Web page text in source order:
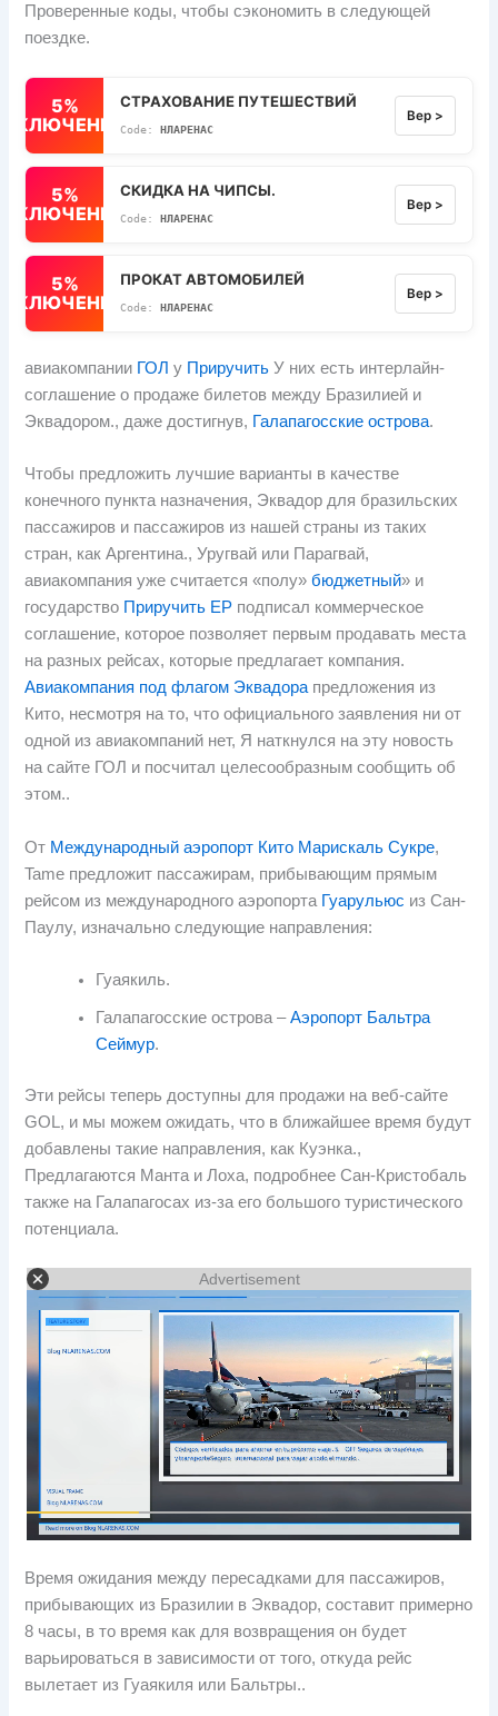
Проверенные коды, чтобы сэкономить в следующей
поездке.
5%
СТРАХОВАНИЕ ПУТЕШЕСТВИЙ
НЛАРЕНАС
Вер >
5%
СКИДКА НА ЧИПСЫ.
НЛАРЕНАС
Вер >
5%
ПРОКАТ АВТОМОБИЛЕЙ
НЛАРЕНАС
Вер >
авиакомпании ГОЛ у Приручить У них есть интерлайн-
соглашение о продаже билетов между Бразилией и
Эквадором., даже достигнув, Галапагосские острова.
Чтобы предложить лучшие варианты в качестве
конечного пункта назначения, Эквадор для бразильских
пассажиров и пассажиров из нашей страны из таких
стран, как Аргентина., Уругвай или Парагвай,
авиакомпания уже считается «полу»бюджетный» и
государство Приручить EP подписал коммерческое
соглашение, которое позволяет первым продавать места
на разных рейсах, которые предлагает компания.
Авиакомпания под флагом Эквадорапредложения из
Кито, несмотря на то, что официального заявления ни от
одной из авиакомпаний нет, Я наткнулся на эту новость
на сайте ГОЛ и посчитал целесообразным сообщить об
этом..
От Международный аэропорт Кито Марискаль Сукре,
Tame предложит пассажирам, прибывающим прямым
рейсом из международного аэропорта Гуарульюс из Сан-
Паулу, изначально следующие направления:
Гуаякиль.
Галапагосские острова –Аэропорт Бальтра
Сеймур.
Эти рейсы теперь доступны для продажи на веб-сайте
GOL, и мы можем ожидать, что в ближайшее время будут
добавлены такие направления, как Куэнка.,
Предлагаются Манта и Лоха, подробнее Сан-Кристобаль
также на Галапагосах из-за его большого туристического
потенциала.
Advertisement
Время ожидания между пересадками для пассажиров,
прибывающих из Бразилии в Эквадор, составит примерно
8 часы, в то время как для возвращения он будет
варьироваться в зависимости от того, откуда рейс
вылетает из Гуаякиля или Бальтры..